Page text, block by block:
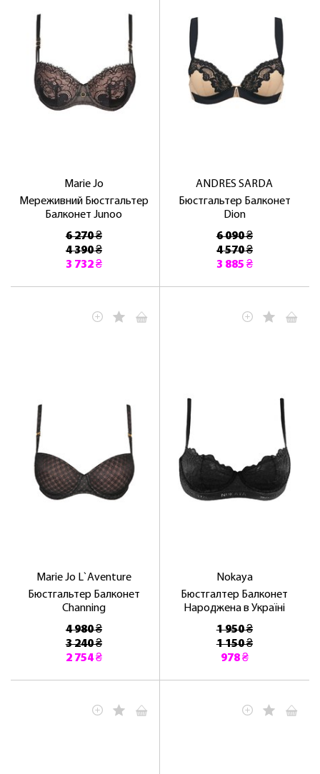
Marie Jo
Мереживний Бюстгальтер
Балконет Junoo
6 270 ₴
4 390 ₴
3 732 ₴
ANDRES SARDA
Бюстгальтер Балконет
Dion
6 090 ₴
4 570 ₴
3 885 ₴
Marie Jo L`Aventure
Бюстгальтер Балконет
Channing
4 980 ₴
3 240 ₴
2 754 ₴
Nokaya
Бюстгалтер Балконет
Народжена в Україні
1 950 ₴
1 150 ₴
978 ₴
ЛАСКАВО ПРОСИМО ДО
NOSOVSKI.COM! ПРИЙМІТЬ ВІД НАС
ПЕРШЕ ПОКУПКУ